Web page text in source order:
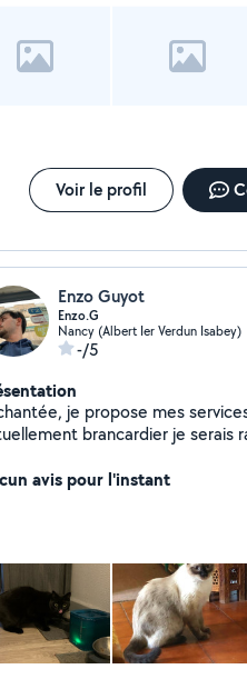
Voir le profil
Enzo Guyot
Enzo.G
Nancy (Albert Ier Verdun Isabey)
-/5
je propose mes
brancardier je serais
ma motivation aux services
avis pour l'instant